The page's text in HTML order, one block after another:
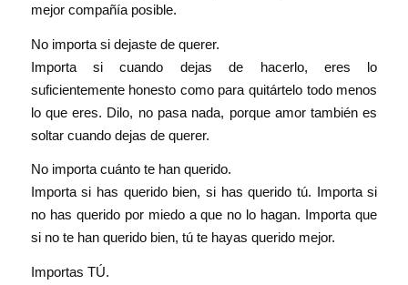
mejor compañía posible.
No importa si dejaste de querer.
Importa si cuando dejas de hacerlo, eres lo
suficientemente honesto como para quitártelo todo menos
lo que eres. Dilo, no pasa nada, porque amor también es
soltar cuando dejas de querer.
No importa cuánto te han querido.
Importa si has querido bien, si has querido tú. Importa si
no has querido por miedo a que no lo hagan. Importa que
si no te han querido bien, tú te hayas querido mejor.
Importas TÚ.